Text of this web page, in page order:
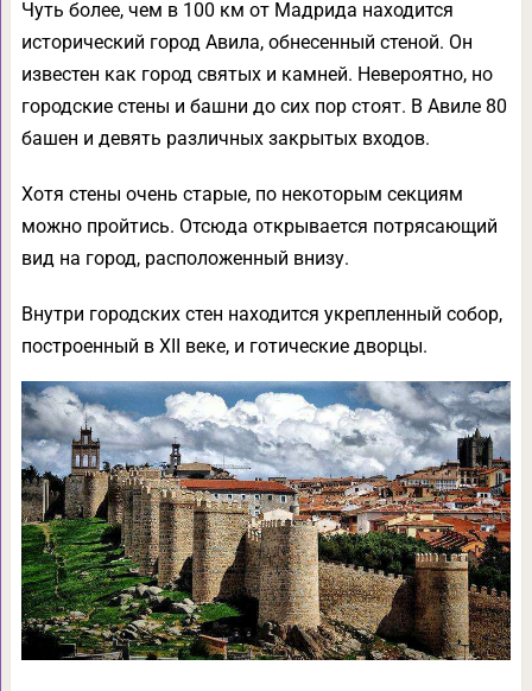
Чуть более, чем в 100 км от Мадрида находится
исторический город Авила, обнесенный стеной. Он
известен как город святых и камней. Невероятно, но
городские стены и башни до сих пор стоят. В Авиле 80
башен и девять различных закрытых входов.
Хотя стены очень старые, по некоторым секциям
можно пройтись. Отсюда открывается потрясающий
вид на город, расположенный внизу.
Внутри городских стен находится укрепленный собор,
построенный в XII веке, и готические дворцы.